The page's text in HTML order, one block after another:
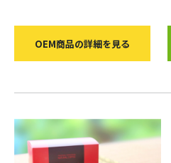
OEM商品の詳細を見る